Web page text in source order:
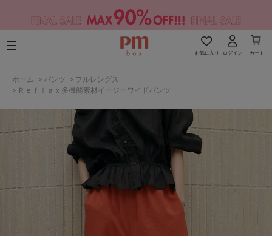
お気に入り ログイン カート
ホーム > パンツ > フルレングス
> Ｒｅｆｌａｘ多機能素材イージーワイドパンツ